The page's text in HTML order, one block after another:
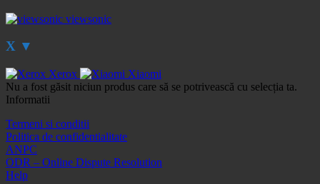
viewsonic
X ▼
Xerox
Xiaomi
Nu a fost găsit niciun produs care să se potrivească cu selecția ta.
Informatii
Termeni si conditii
Politica de confidentialitate
ANPC
ODR – Online Dispute Resolution
Help